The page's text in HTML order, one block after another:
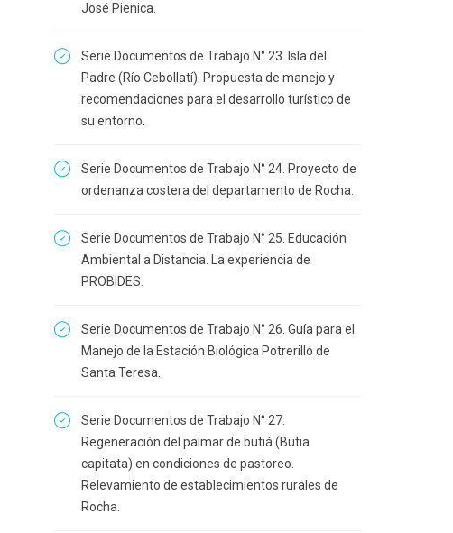
José Pienica.
Serie Documentos de Trabajo N° 23. Isla del
Padre (Río Cebollatí). Propuesta de manejo y
recomendaciones para el desarrollo turístico de
su entorno.
Serie Documentos de Trabajo N° 24. Proyecto de
ordenanza costera del departamento de Rocha.
Serie Documentos de Trabajo N° 25. Educación
Ambiental a Distancia. La experiencia de
PROBIDES.
Serie Documentos de Trabajo N° 26. Guía para el
Manejo de la Estación Biológica Potrerillo de
Santa Teresa.
Serie Documentos de Trabajo N° 27.
Regeneración del palmar de butiá (Butia
capitata) en condiciones de pastoreo.
Relevamiento de establecimientos rurales de
Rocha.